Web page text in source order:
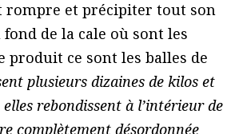
rompre et précipiter tout son
de la cale où sont les
produit ce sont les balles de
plusieurs dizaines de kilos et
rebondissent à l’intérieur de
complètement désordonnée